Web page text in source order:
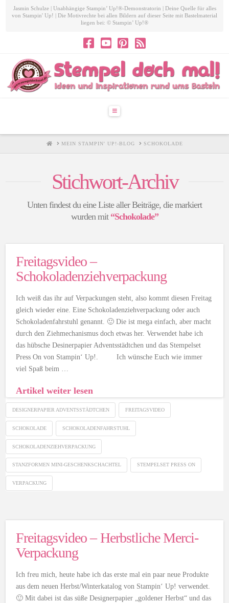
Jasmin Schulze | Unabhängige Stampin’ Up!®-Demonstratorin | Deine Quelle für alles
von Stampin' Up! | Die Motivrechte bei allen Bildern auf dieser Seite mit Bastelmaterial
liegen bei: © Stampin’ Up!®
Navigation
HOMEMEIN STAMPIN' UP!-BLOG SCHOKOLADE
Stichwort-Archiv
Unten findest du eine Liste aller Beiträge, die markiert
wurden mit “Schokolade”
Freitagsvideo –
Schokoladenziehverpackung
Ich weiß das ihr auf Verpackungen steht, also kommt diesen Freitag
gleich wieder eine. Eine Schokoladenziehverpackung oder auch
Schokoladenfahrstuhl genannt. 🙂 Die ist mega einfach, aber macht
durch den Ziehmechanismus doch etwas her. Verwendet habe ich
das hübsche Desinerpapier Adventsstädtchen und das Stempelset
Press On von Stampin‘ Up!. Ich wünsche Euch wie immer
viel Spaß beim …
Artikel weiter lesen
DESIGNERPAPIER ADVENTSSTÄDTCHEN FREITAGSVIDEO
SCHOKOLADE SCHOKOLADENFAHRSTUHL
SCHOKOLADENZIEHVERPACKUNG
STANZFORMEN MINI-GESCHENKSCHACHTEL STEMPELSET PRESS ON
VERPACKUNG
Freitagsvideo – Herbstliche Merci-
Verpackung
Ich freu mich, heute habe ich das erste mal ein paar neue Produkte
aus dem neuen Herbst/Winterkatalog von Stampin‘ Up! verwendet.
🙂 Mit dabei ist das süße Designerpapier „goldener Herbst“ und das